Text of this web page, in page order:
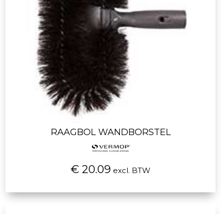
RAAGBOL WANDBORSTEL
€ 20.09 excl. BTW